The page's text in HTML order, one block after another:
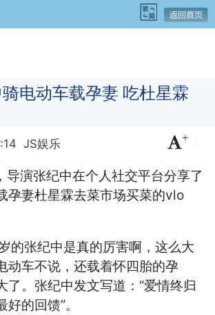
电动车载孕妻 吃杜星霖
JS娱乐 +
导演张纪中在个人社交平台分享了
孕妻杜星霖去菜市场买菜的vlo
的张纪中是真的厉害啊，这么大
动车不说，还载着怀四胎的孕
了。张纪中发文写道：“爱情终归
的回馈”。